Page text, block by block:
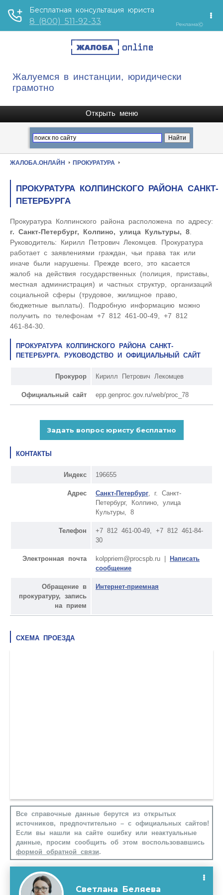
Жалуемся в инстанции, юридически
грамотно
ЖАЛОБА.ОНЛАЙН ПРОКУРАТУРА
ПРОКУРАТУРА КОЛПИНСКОГО РАЙОНА САНКТ-
ПЕТЕРБУРГА
Прокуратура Колпинского района расположена по адресу:
г. Санкт-Петербург, Колпино, улица Культуры, 8
Руководитель: Кирилл Петрович Лекомцев. Прокуратура
работает с заявлениями граждан, чьи права так или
иначе были нарушены. Прежде всего, это касается
жалоб на действия государственных (полиция, приставы,
местная администрация) и частных структур, организаций
социальной сферы (трудовое, жилищное право,
бюджетные выплаты). Подробную информацию можно
получить по телефонам +7 812 461‑00-49, +7 812
461‑84-30.
ПРОКУРАТУРА КОЛПИНСКОГО РАЙОНА САНКТ-
ПЕТЕРБУРГА. РУКОВОДСТВО И ОФИЦИАЛЬНЫЙ САЙТ
Прокурор Кирилл Петрович Лекомцев
Официальный сайт epp.genproc.gov.ru/web/proc_78
КОНТАКТЫ
Индекс 196655
Адрес Санкт-Петербург , г. Санкт-
Петербург, Колпино, улица
Культуры, 8
Телефон
+7 812 461‑00-49, +7 812 461‑84-
30
Электронная почта kolppriem@procspb.ru |
Написать
сообщение
Обращение в
прокуратуру, запись
на прием
Интернет-приемная
СХЕМА ПРОЕЗДА
Все справочные данные берутся из открытых
источников, предпочтительно – с официальных сайтов!
Если вы нашли на сайте ошибку или неактуальные
данные, просим сообщить об этом воспользовавшись
формой обратной связи.